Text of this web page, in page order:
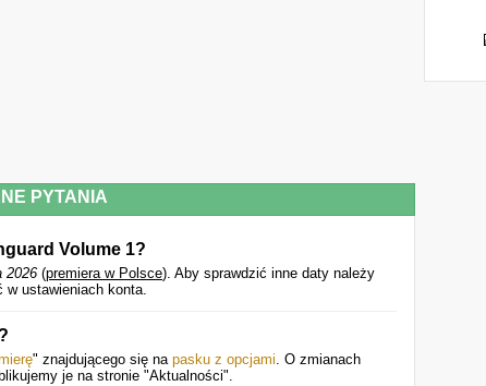
PYTANIA
Volume 1?
2026 (premiera w Polsce). Aby sprawdzić inne daty należy
w ustawieniach konta.
" znajdującego się na pasku z opcjami. O zmianach
je na stronie "Aktualności".